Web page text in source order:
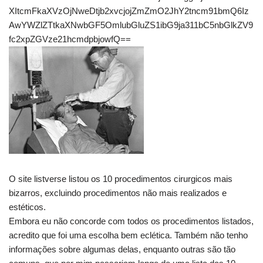
XItcmFkaXVzOjNweDtjb2xvcjojZmZmO2JhY2tncm91bmQ6Iz
AwYWZlZTtkaXNwbGF5OmlubGluZS1ibG9ja311bC5nbGlkZV9
fc2xpZGVze21hcmdpbjowfQ==
O site listverse listou os 10 procedimentos cirurgicos mais
bizarros, excluindo procedimentos não mais realizados e
estéticos.
Embora eu não concorde com todos os procedimentos listados,
acredito que foi uma escolha bem eclética. Também não tenho
informações sobre algumas delas, enquanto outras são tão